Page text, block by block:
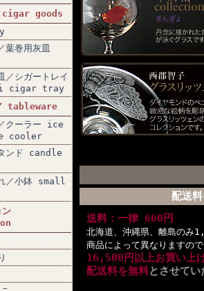
cigar goods
葉巻用灰皿
シガートレイ
cigar tray
tableware
クーラー ice
cooler
ンド candle
／小鉢 small
ン
配送料
送料：一律 660円
北海道、沖縄県、離島のみ
商品によって異なりますので
16,500円以上お買い上
配送料を無料とさせてい